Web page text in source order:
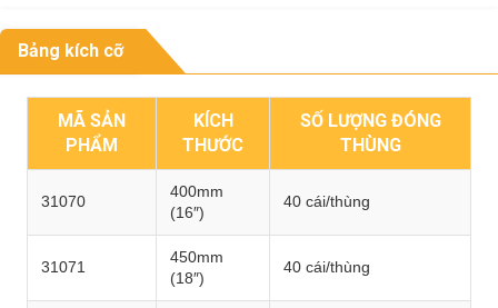
Bảng kích cỡ
MÃ SẢN
PHẨM
KÍCH
THƯỚC
SỐ LƯỢNG ĐÓNG
THÙNG
31070
400mm
(16″)
40 cái/thùng
31071
450mm
(18″)
40 cái/thùng